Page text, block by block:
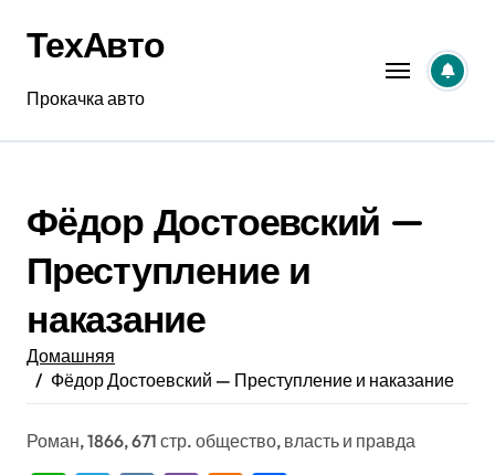
содержанию
ТехАвто
Прокачка авто
Фёдор Достоевский —
Преступление и
наказание
Домашняя
Фёдор Достоевский — Преступление и наказание
Роман, 1866, 671 стр. общество, власть и правда